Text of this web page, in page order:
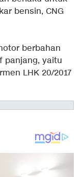
bensin, CNG
berbahan
panjang, yaitu
LHK 20/2017